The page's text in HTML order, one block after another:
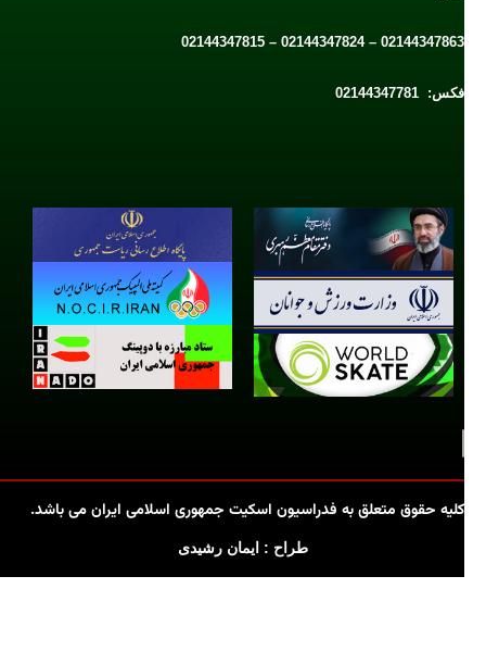
02144347863 – 02144347824 – 02144347815
فکس: 02144347781
کلیه حقوق متعلق به فدراسیون اسکیت جمهوری اسلامی ایران می باشد.
طراح : ایمان رشیدی